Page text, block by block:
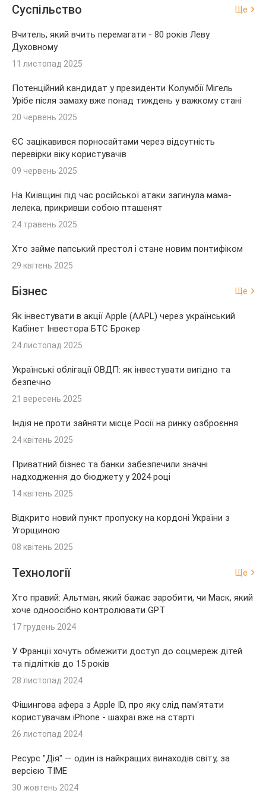
Суспільство Ще
Вчитель, який вчить перемагати - 80 років Леву
Духовному
11 листопад 2025
Потенційний кандидат у президенти Колумбії Мігель
Урібе після замаху вже понад тиждень у важкому стані
20 червень 2025
ЄС зацікавився порносайтами через відсутність
перевірки віку користувачів
09 червень 2025
На Київщині під час російської атаки загинула мама-
лелека, прикривши собою пташенят
24 травень 2025
Хто займе папський престол і стане новим понтифіком
29 квітень 2025
Бізнес Ще
Як інвестувати в акції Apple (AAPL) через український
Кабінет Інвестора БТС Брокер
24 листопад 2025
Українські облігації ОВДП: як інвестувати вигідно та
безпечно
21 вересень 2025
Індія не проти зайняти місце Росії на ринку озброєння
24 квітень 2025
Приватний бізнес та банки забезпечили значні
надходження до бюджету у 2024 році
14 квітень 2025
Відкрито новий пункт пропуску на кордоні України з
Угорщиною
08 квітень 2025
Технології Ще
Хто правий: Альтман, який бажає заробити, чи Маск, який
хоче одноосібно контролювати GPT
17 грудень 2024
У Франції хочуть обмежити доступ до соцмереж дітей
та підлітків до 15 років
28 листопад 2024
Фішингова афера з Apple ID, про яку слід пам'ятати
користувачам iPhone - шахраї вже на старті
26 листопад 2024
Ресурс "Дія" — один із найкращих винаходів світу, за
версією TIME
30 жовтень 2024